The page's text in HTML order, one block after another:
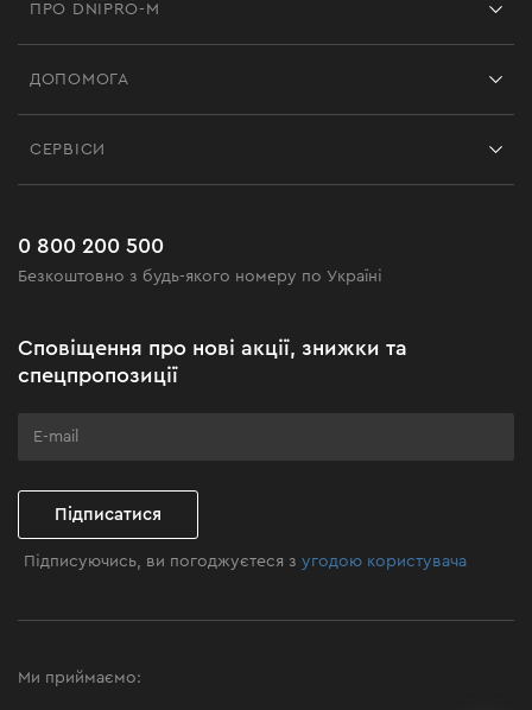
ПРО DNIPRO-M
Чорна п'ятниця
Клуб майстерності
ДОПОМОГА
Поширені запитання
СЕРВІСИ
0 800 200 500
Безкоштовно з будь-якого номеру по Україні
Сповіщення про нові акції, знижки та
спецпропозиції
Підписатися
Підписуючись, ви погоджуєтеся зугодою користувача
Ми приймаємо: